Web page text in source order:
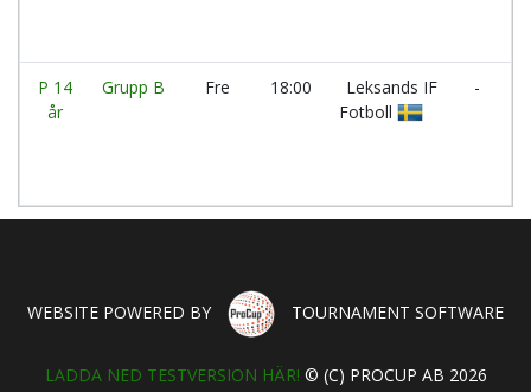
P 14
år
Grupp B Fre 18:00
Leksands IF
Fotboll
-
WEBSITE POWERED BY TOURNAMENT SOFTWARE
LADDA NED TESTVERSION HÄR! © (C) PROCUP AB 2026